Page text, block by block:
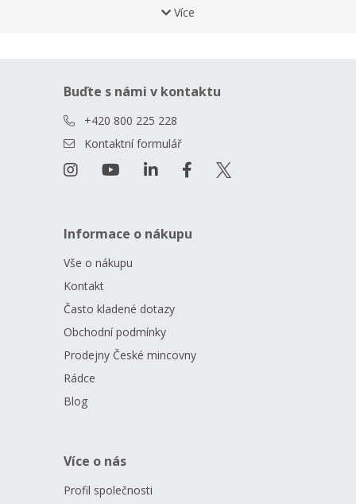
999,9
Balení kapsle
Ano
Více
Buďte s námi v kontaktu
+420 800 225 228
Kontaktní formulář
Informace o nákupu
Vše o nákupu
Kontakt
Často kladené dotazy
Obchodní podmínky
Prodejny České mincovny
Rádce
Blog
Více o nás
Profil společnosti